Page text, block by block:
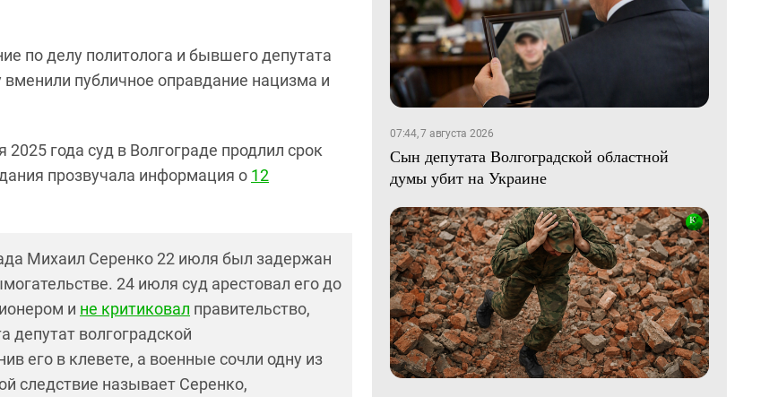
по делу политолога и бывшего депутата
публичное оправдание нацизма и
2025 года суд в Волгограде продлил срок
прозвучала информация о 12
Михаил Серенко 22 июля был задержан
24 июля суд арестовал его до
и не критиковал правительство,
депутат волгоградской
его в клевете, а военные сочли одну из
следствие называет Серенко,
07:44, 7 августа 2026
Сын депутата Волгоградской областной
думы убит на Украине